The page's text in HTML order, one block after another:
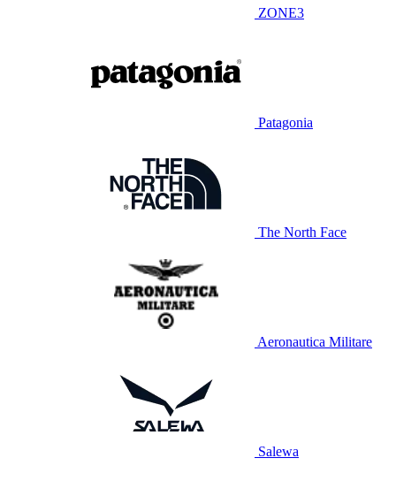
ZONE3
Patagonia
The North Face
Aeronautica Militare
Salewa